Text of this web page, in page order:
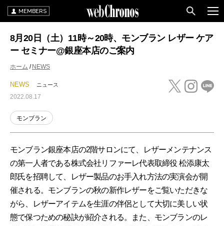
MEMBERS
8月20日（土）11時～20時、モンブラン レザー ケア
ー セミナー@銀座本店のご案内
ホーム NEWS
NEWS ニュース
2022.08.17
モンブラン
モンブラン銀座本店の2階サロンにて、レザーメンテナンス
の第一人者である株式会社リファーレ代表取締役 松添康太
郎氏を招聘して、レザー製品のお手入れ方法の実演会が開
催される。モンブランの秋の新作レザーをご覧いただきな
がら、レザーアイテムを生涯の伴侶として大切に美しい状
態で保つための秘訣が紹介される。また、モンブランのレ